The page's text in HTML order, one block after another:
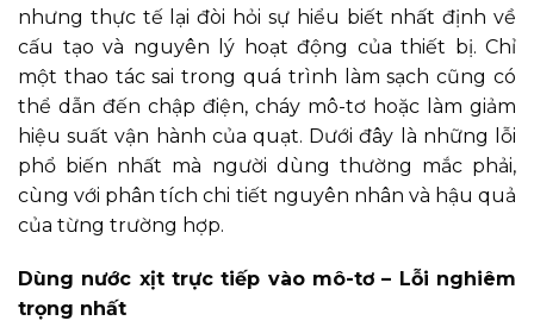
nhưng thực tế lại đòi hỏi sự hiểu biết nhất định về
cấu tạo và nguyên lý hoạt động của thiết bị. Chỉ
một thao tác sai trong quá trình làm sạch cũng có
thể dẫn đến chập điện, cháy mô-tơ hoặc làm giảm
hiệu suất vận hành của quạt. Dưới đây là những lỗi
phổ biến nhất mà người dùng thường mắc phải,
cùng với phân tích chi tiết nguyên nhân và hậu quả
của từng trường hợp.
Dùng nước xịt trực tiếp vào mô-tơ – Lỗi nghiêm
trọng nhất